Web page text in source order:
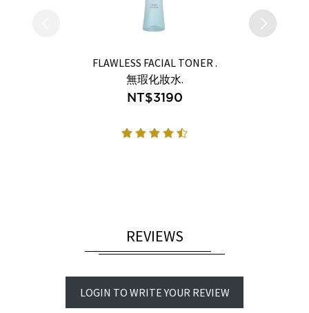
FLAWLESS FACIAL TONER .
無瑕化妝水.
NT$3190
REVIEWS
LOGIN TO WRITE YOUR REVIEW